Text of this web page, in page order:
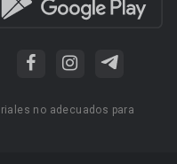
no adecuados para